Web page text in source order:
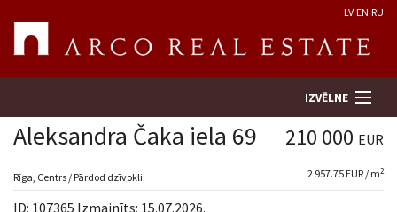
LV EN RU
IZVĒLNE
Meklēt īpašumu
Aleksandra Čaka iela 69 210 000 EUR
Rīga, Centrs / Pārdod dzīvokli 2 957.75 EUR / m2
ID: 107365 Izmainīts: 15.07.2026.